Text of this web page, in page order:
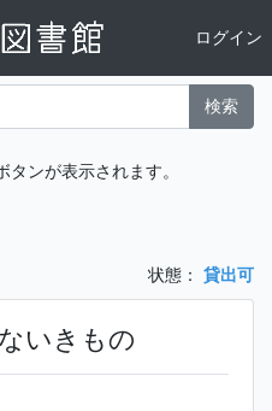
ログイン
検索
タンが表示されます。
状態： 貸出可
いきもの